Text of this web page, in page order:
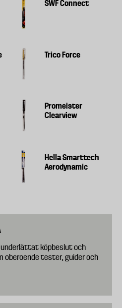
SWF Connect
Trico Force
Promeister
Clearview
Hella Smarttech
Aerodynamic
underlättat köpbeslut och
oberoende tester, guider och